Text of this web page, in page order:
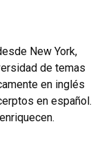
New York,
de temas
en inglés
en español.